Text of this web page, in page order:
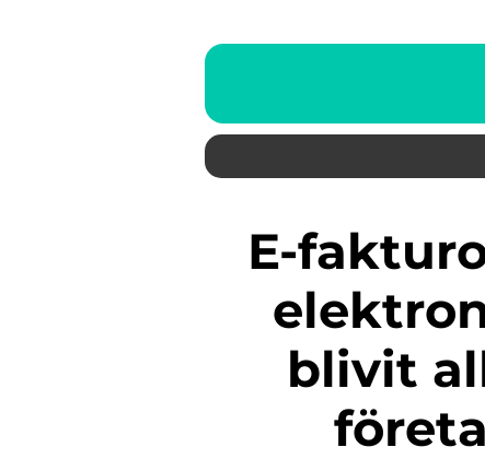
E-fakturor, även kända som
blivit